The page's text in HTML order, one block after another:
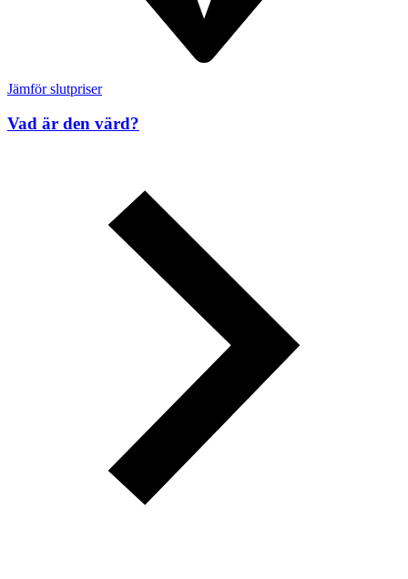
Jämför slutpriser
Vad är den värd?